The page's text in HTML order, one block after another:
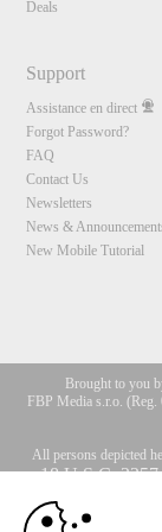
Deals
Support
Assistance en direct
Forgot Password?
FAQ
Contact Us
Newsletters
News &
New Mobile Tutorial
Brought to you
FBP Media s.r.o.
All persons depicted
18 U.S.C. 2257